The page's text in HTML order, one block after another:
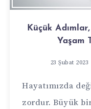
Küçük
Yaşam
23 Şubat 2023
Hayatımızda
zordur. Büyük